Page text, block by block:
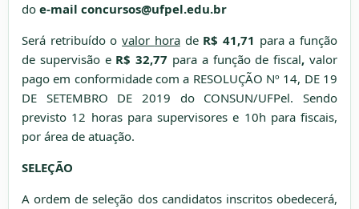
do e-mail concursos@ufpel.edu.br
Será retribuído ovalor horade R$ 41,71 para a função
de supervisão e R$ 32,77 para a função de fiscal, valor
pago em conformidade com a RESOLUÇÃO Nº 14, DE 19
DE SETEMBRO DE 2019 do CONSUN/UFPel. Sendo
previsto 12 horas para supervisores e 10h para fiscais,
por área de atuação.
SELEÇÃO
A ordem de seleção dos candidatos inscritos obedecerá,